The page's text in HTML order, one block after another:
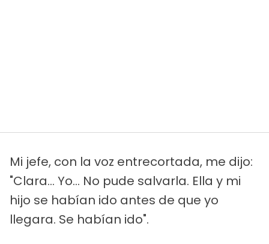
Mi jefe, con la voz entrecortada, me dijo:
"Clara... Yo... No pude salvarla. Ella y mi
hijo se habían ido antes de que yo
llegara. Se habían ido".